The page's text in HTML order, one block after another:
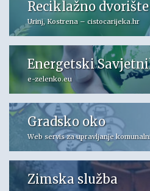
Reciklažno
Urinj, Kostrena – cistocarijeka.hr
Energetski
e-zelenko.eu
Gradsko oko
Web servis za upravljanje
Zimska služba